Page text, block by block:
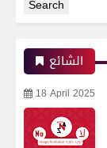
الشائع
18 April 2025